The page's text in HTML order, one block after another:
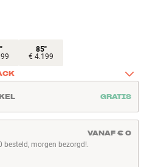
85"
€ 4.199
van dit deelnemend
hier voor meer informatie en
GRATIS
besteld, morgen bezorgd!.
VANAF € 0